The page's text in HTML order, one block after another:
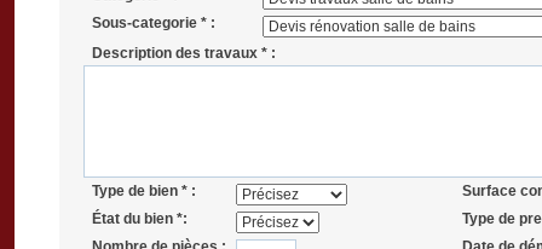
Sous-categorie * :
Description des travaux * :
Type de bien * :
Surface
État du bien *:
Type de